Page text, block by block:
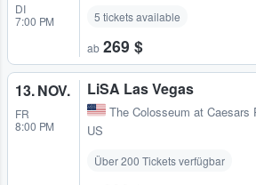
DI
7:00 PM
5 tickets available
ab 269 $
13. NOV.
FR
8:00 PM
LiSA Las Vegas
The Colosseum at Caesars
US
Über 200 Tickets verfügbar